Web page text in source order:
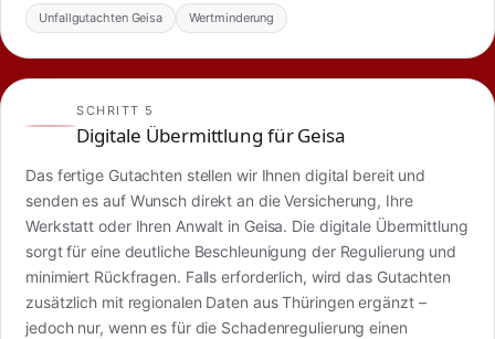
Unfallgutachten Geisa Wertminderung
SCHRITT 5
Digitale Übermittlung für Geisa
Das fertige Gutachten stellen wir Ihnen digital bereit und
senden es auf Wunsch direkt an die Versicherung, Ihre
Werkstatt oder Ihren Anwalt in Geisa. Die digitale Übermittlung
sorgt für eine deutliche Beschleunigung der Regulierung und
minimiert Rückfragen. Falls erforderlich, wird das Gutachten
zusätzlich mit regionalen Daten aus Thüringen ergänzt –
jedoch nur, wenn es für die Schadenregulierung einen